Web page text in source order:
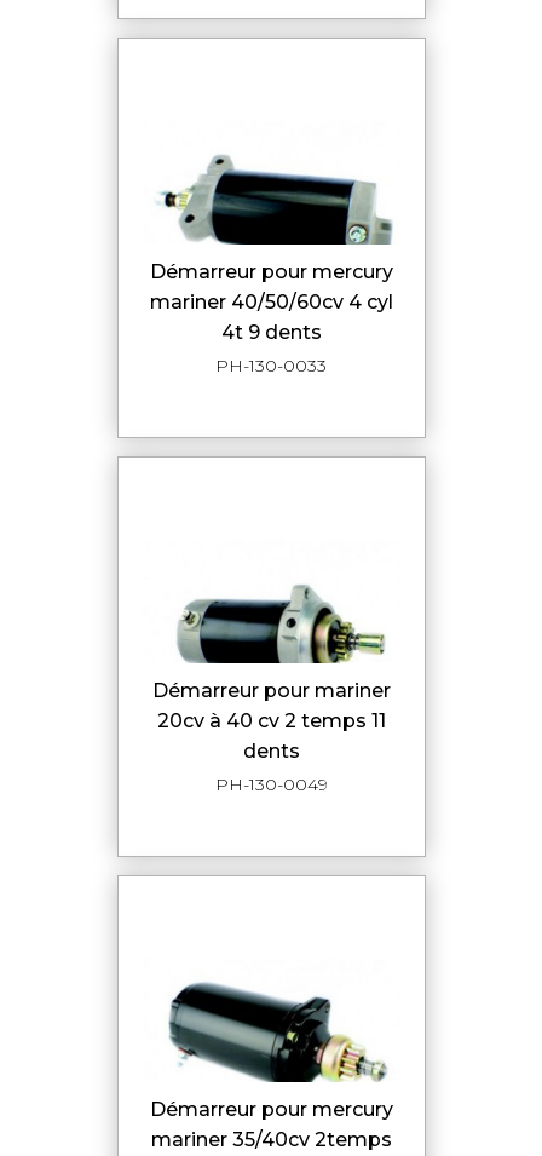
démarreur pour mercury
mariner 40/50/60cv 4 cyl
4t 9 dents
PH-130-0033
démarreur pour mariner
20cv à 40 cv 2 temps 11
dents
PH-130-0049
démarreur pour mercury
mariner 35/40cv 2temps